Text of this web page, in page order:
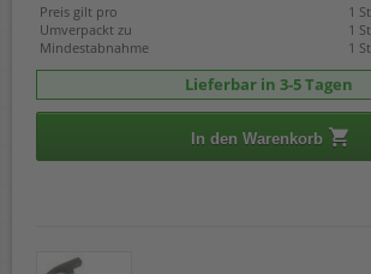
Preis gilt pro
1
Umverpackt zu
1
Mindestabnahme
1
Lieferbar in 3-5 Tagen
In den Warenkorb